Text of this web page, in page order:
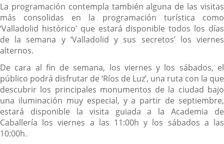
La programación contempla también alguna de las visitas
más consolidas en la programación turística como
‘Valladolid histórico’ que estará disponible todos los días
de la semana y ‘Valladolid y sus secretos’ los viernes
alternos.
De cara al fin de semana, los viernes y los sábados, el
público podrá disfrutar de ‘Ríos de Luz’, una ruta con la que
descubrir los principales monumentos de la ciudad bajo
una iluminación muy especial, y a partir de septiembre,
estará disponible la visita guiada a la Academia de
Caballería los viernes a las 11:00h y los sábados a las
10:00h.